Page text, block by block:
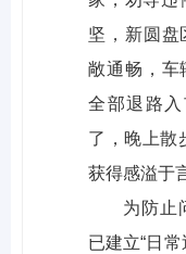
坚，新圆盘
敞通畅，车
全部退路
了，晚上散
获得感溢于
为防止
已建立“日